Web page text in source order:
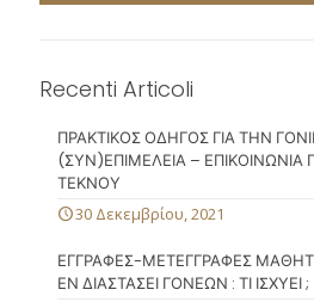
Recenti Articoli
ΠΡΑΚΤΙΚΟΣ ΟΔΗΓΟΣ ΓΙΑ ΤΗΝ
(ΣΥΝ)ΕΠΙΜΕΛΕΙΑ –
ΤΕΚΝΟΥ
30 Δεκεμβρίου, 2021
ΕΓΓΡΑΦΕΣ-ΜΕΤΕΓΓΡΑΦΕΣ
ΕΝ ΔΙΑΣΤΑΣΕΙ ΓΟΝΕΩΝ : ΤΙ ΙΣΧΥΕΙ ;